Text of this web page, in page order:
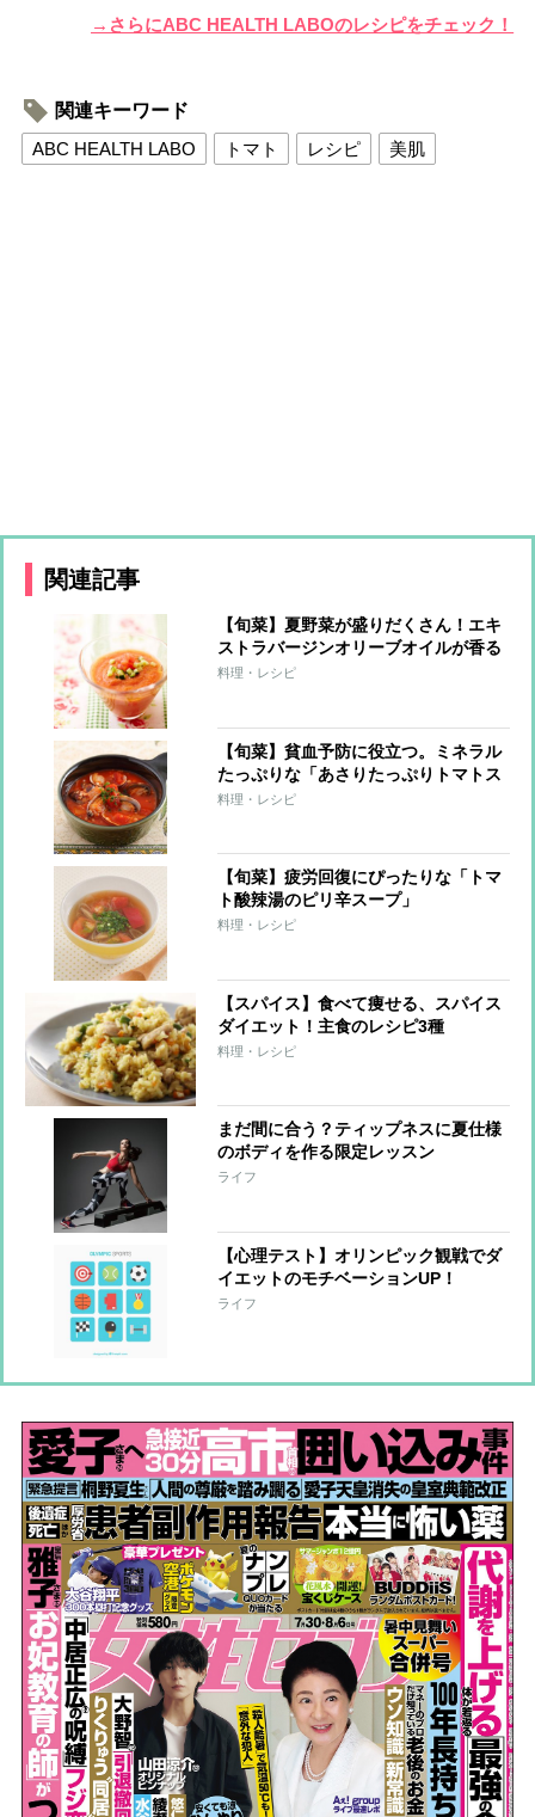
→さらにABC HEALTH LABOのレシピをチェック！
関連キーワード
ABC HEALTH LABO
トマト レシピ 美肌
関連記事
【旬菜】夏野菜が盛りだくさん！エキ
ストラバージンオリーブオイルが香る
「ガスパチョ」
料理・レシピ
【旬菜】貧血予防に役立つ。ミネラル
たっぷりな「あさりたっぷりトマトス
ープ」
料理・レシピ
【旬菜】疲労回復にぴったりな「トマ
ト酸辣湯のピリ辛スープ」
料理・レシピ
【スパイス】食べて痩せる、スパイス
ダイエット！主食のレシピ3種
料理・レシピ
まだ間に合う？ティップネスに夏仕様
のボディを作る限定レッスン
ライフ
【心理テスト】オリンピック観戦でダ
イエットのモチベーションUP！
ライフ